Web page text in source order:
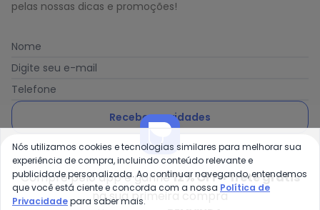
pelas nossas dicas e promoções!
Nome
Digite seu e-mail
Telefone
Receber novidades
Ao enviar o cadastro, você concorda com a nossa Política
de Privacidade
Compre pelo app e ganhe12% OFF + frete grátis
na sua primeira compra
Nós utilizamos cookies e tecnologias similares para melhorar sua
experiência de compra, incluindo conteúdo relevante e
publicidade personalizada. Ao continuar navegando, entendemos
que você está ciente e concorda com a nossa Política de
Privacidadepara saber mais.